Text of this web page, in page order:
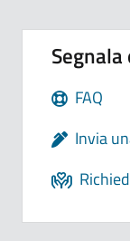
FAQ
Invia